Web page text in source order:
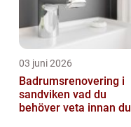
03 juni 2026
Badrumsrenovering i
sandviken vad du
behöver veta innan du